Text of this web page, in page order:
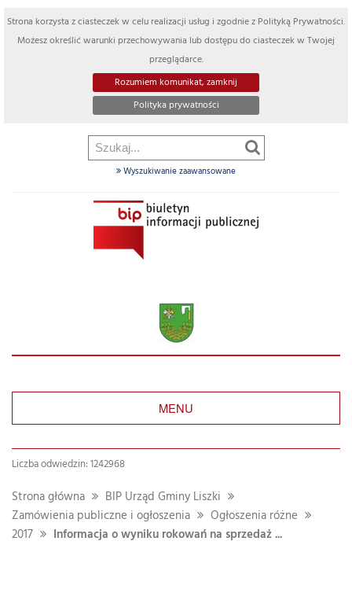
Strona korzysta z ciasteczek w celu realizacji usług i zgodnie z Polityką Prywatności.
Możesz określić warunki przechowywania lub dostępu do ciasteczek w Twojej
przeglądarce.
Rozumiem komunikat, zamknij
Polityka prywatności
Wyszukiwanie zaawansowane
MENU
Liczba odwiedzin: 1242968
Strona główna
BIP Urząd Gminy Liszki
Zamówienia publiczne i ogłoszenia
Ogłoszenia różne
2017
Informacja o wyniku rokowań na sprzedaż ...